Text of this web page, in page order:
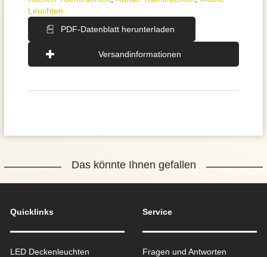
Leuchten
PDF-Datenblatt herunterladen
Versandinformationen
Das könnte Ihnen gefallen
Quicklinks
LED Deckenleuchten
Service
Fragen und Antworten